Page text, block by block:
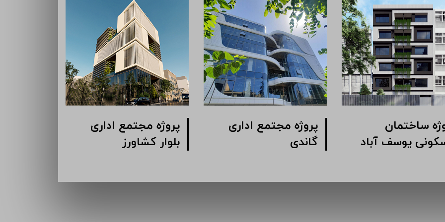
ساختمان
یوسف آباد
پروژه مجتمع اداری
گاندی
پروژه مجتمع اداری
بلوار کشاورز